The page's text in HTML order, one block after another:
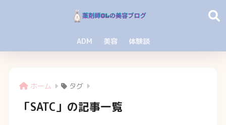
ADM 美容 体験談
ホーム タグ
「SATC」の記事一覧